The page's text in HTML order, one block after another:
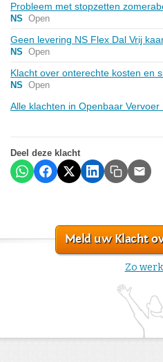
Probleem met stopzetten
NS Open
Geen levering NS Flex Dal Vrij
NS Open
Klacht over onterechte kosten en
NS Open
Alle klachten in Openbaar
Deel deze klacht
Meld uw Klacht
Zo